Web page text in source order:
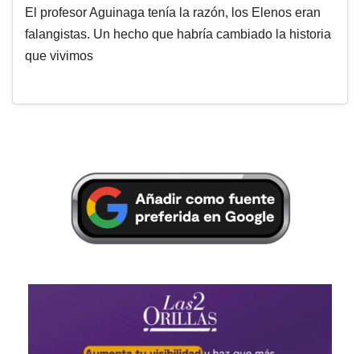
El profesor Aguinaga tenía la razón, los Elenos eran
falangistas. Un hecho que habría cambiado la historia
que vivimos